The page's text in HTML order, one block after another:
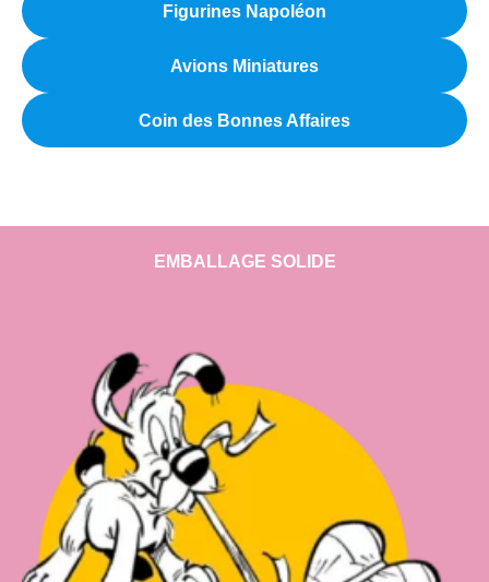
Figurines Napoléon
Avions Miniatures
Coin des Bonnes Affaires
EMBALLAGE SOLIDE